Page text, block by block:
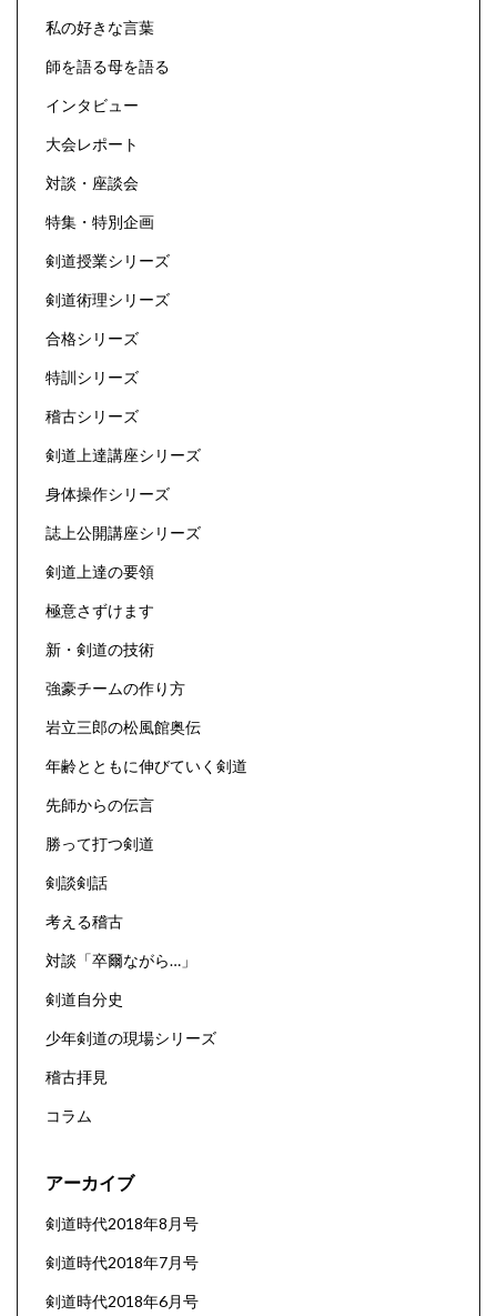
私の好きな言葉
師を語る母を語る
インタビュー
大会レポート
対談・座談会
特集・特別企画
剣道授業シリーズ
剣道術理シリーズ
合格シリーズ
特訓シリーズ
稽古シリーズ
剣道上達講座シリーズ
身体操作シリーズ
誌上公開講座シリーズ
剣道上達の要領
極意さずけます
新・剣道の技術
強豪チームの作り方
岩立三郎の松風館奥伝
年齢とともに伸びていく剣道
先師からの伝言
勝って打つ剣道
剣談剣話
考える稽古
対談「卒爾ながら…」
剣道自分史
少年剣道の現場シリーズ
稽古拝見
コラム
アーカイブ
剣道時代2018年8月号
剣道時代2018年7月号
剣道時代2018年6月号